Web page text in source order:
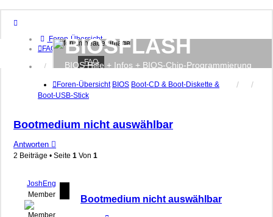
Foren-Übersicht
FAQ
Anmelden
BIOSFLASH
BIOS Hilfe + Infos + BIOS-Chip-Programmierung
FAQ
Foren-Übersicht BIOS Boot-CD & Boot-Diskette &
Boot-USB-Stick
Bootmedium nicht auswählbar
Antworten
2 Beiträge • Seite 1 Von 1
JoshEng
Member
Bootmedium nicht auswählbar